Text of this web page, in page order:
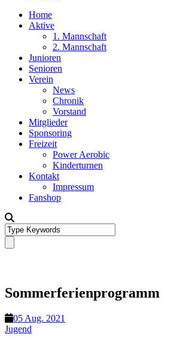
Home
Aktive
1. Mannschaft
2. Mannschaft
Junioren
Senioren
Verein
News
Chronik
Vorstand
Mitglieder
Sponsoring
Freizeit
Power Aerobic
Kinderturnen
Kontakt
Impressum
Fanshop
Sommerferienprogramm
05 Aug. 2021
Jugend